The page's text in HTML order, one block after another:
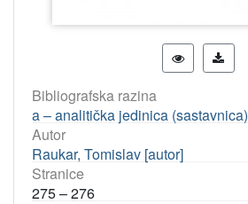
Bibliografska razina
a – analitička jedinica (sastavnica)
Autor
Raukar, Tomislav [autor]
Stranice
275 – 276